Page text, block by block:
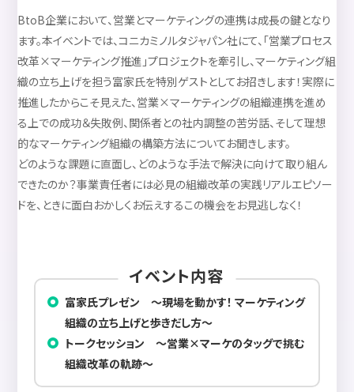
BtoB企業において、営業とマーケティングの連携は成長の鍵となり
ます。本イベントでは、コニカミノルタジャパン社にて、「営業プロセス
改革×マーケティング推進」プロジェクトを牽引し、マーケティング組
織の立ち上げを担う富家氏を特別ゲストとしてお招きします！実際に
推進したからこそ見えた、営業×マーケティングの組織連携を進め
る上での成功＆失敗例、関係者との社内調整の苦労話、そして理想
的なマーケティング組織の構築方法についてお聞きします。
どのような課題に直面し、どのような手法で解決に向けて取り組ん
できたのか？事業責任者には必見の組織改革の実践リアルエピソー
ドを、ときに面白おかしくお伝えするこの機会をお見逃しなく！
イベント内容
富家氏プレゼン ～現場を動かす！ マーケティング
組織の立ち上げと歩きだし方～
トークセッション ～営業×マーケのタッグで挑む
組織改革の軌跡～